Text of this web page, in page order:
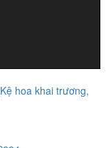
Kệ hoa khai trương,